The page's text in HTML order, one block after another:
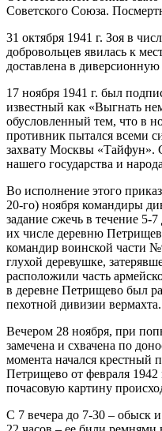
Советского Союза.
31 октября 1941 г. Зоя в
добровольцев явилась к
доставлена в
17 ноября 1941 г. был
известный как «Выгнать
обусловленный тем, что в
противник пытался всеми
захвату Москвы «Тайфун».
нашего государства и
Во исполнение этого
20-го) ноября командиры
задание сжечь в течение 5-
их числе деревню
командир воинской части
глухой деревушке,
расположили часть
в деревне Петрищево был
пехотной дивизии вермахта.
Вечером 28 ноября, при
замечена и схвачена по
момента начался крестный
Петрищево от февраля 1942
почасовую картину
С 7 вечера до 7-30 – обыск